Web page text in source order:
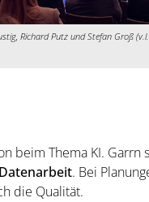
Richard Putz und Stefan Groß
beim Thema KI.
. Bei
die Qualität.